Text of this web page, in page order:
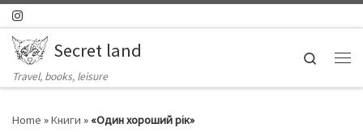
Skip to content
Secret land
Travel, books, leisure
Search
Home »Книги » «Один хороший рік»